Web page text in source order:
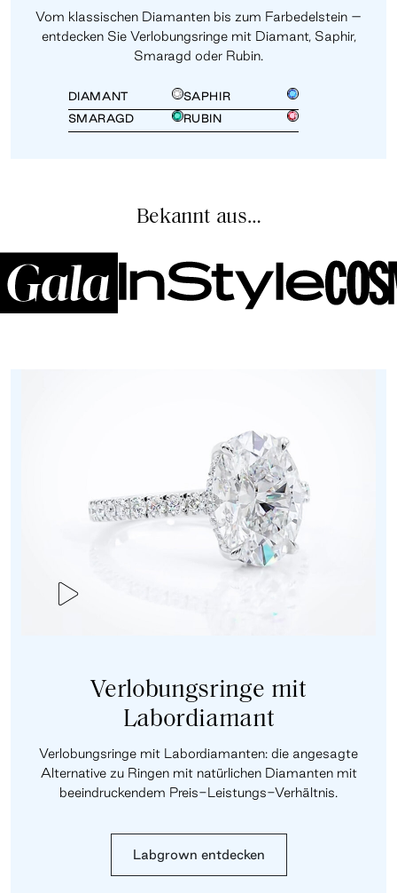
Vom klassischen Diamanten bis zum Farbedelstein –
entdecken Sie Verlobungsringe mit Diamant, Saphir,
Smaragd oder Rubin.
DIAMANT
SAPHIR
SMARAGD
RUBIN
Bekannt aus…
Verlobungsringe mit
Labordiamant
Verlobungsringe mit Labordiamanten: die angesagte
Alternative zu Ringen mit natürlichen Diamanten mit
beeindruckendem Preis-Leistungs-Verhältnis.
Labgrown entdecken